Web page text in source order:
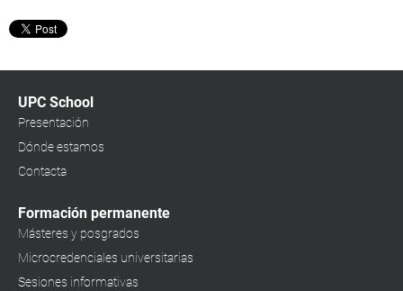
UPC School
Presentación
Dónde estamos
Contacta
Formación permanente
Másteres y posgrados
Microcredenciales universitarias
Sesiones informativas